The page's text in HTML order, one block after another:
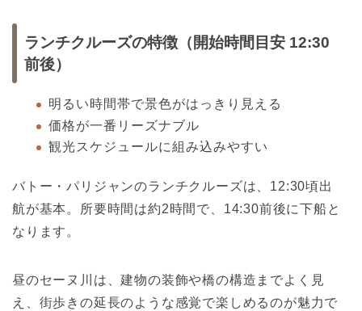
ランチクルーズの特徴（開始時間目安 12:30
前後）
明るい時間帯で景色がはっきり見える
価格が一番リーズナブル
観光スケジュールに組み込みやすい
バトー・パリジャンのランチクルーズは、12:30頃出
航が基本。所要時間は約2時間で、14:30前後に下船と
なります。
昼のセーヌ川は、建物の装飾や橋の構造までよく見
え、街歩きの延長のような感覚で楽しめるのが魅力で